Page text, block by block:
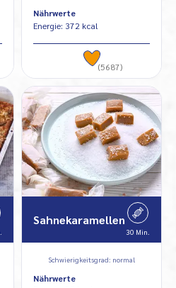
Nährwerte
Energie: 372 kcal
(5687)
Sahnekaramellen
30 Min.
Schwierigkeitsgrad: normal
Nährwerte